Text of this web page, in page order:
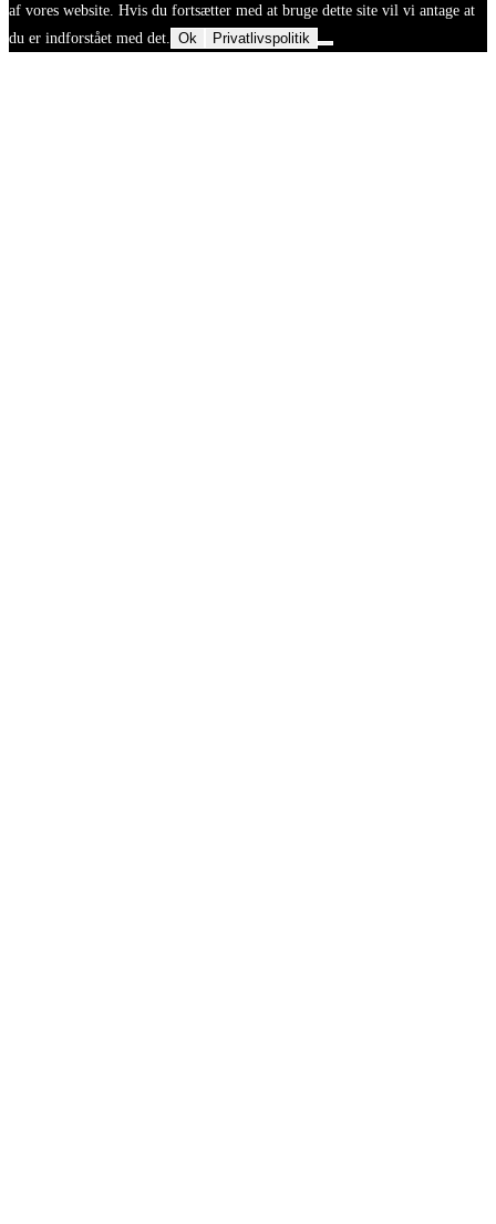
af vores website. Hvis du fortsætter med at bruge dette site vil vi antage at
du er indforstået med det. Ok Privatlivspolitik